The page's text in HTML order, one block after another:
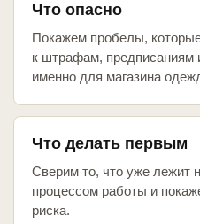
Что опасно
Покажем пробелы,
к штрафам, предписаниям
именно для магазина
Что делать первым
Сверим то, что уже лежит
процессом работы и
риска.